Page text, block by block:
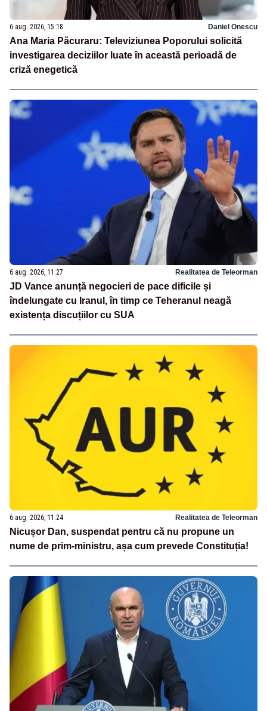
6 aug. 2026, 15:18 Daniel Onescu
Ana Maria Păcuraru: Televiziunea Poporului solicită
investigarea deciziilor luate în această perioadă de
criză enegetică
6 aug. 2026, 11:27 Realitatea de Teleorman
JD Vance anunță negocieri de pace dificile și
îndelungate cu Iranul, în timp ce Teheranul neagă
existența discuțiilor cu SUA
6 aug. 2026, 11:24 Realitatea de Teleorman
Nicușor Dan, suspendat pentru că nu propune un
nume de prim-ministru, așa cum prevede Constituția!